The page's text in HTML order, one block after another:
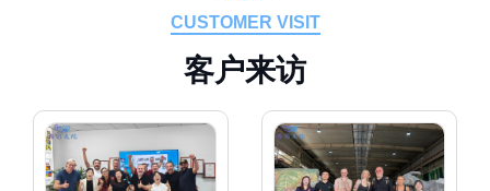
CUSTOMER VISIT
客户来访